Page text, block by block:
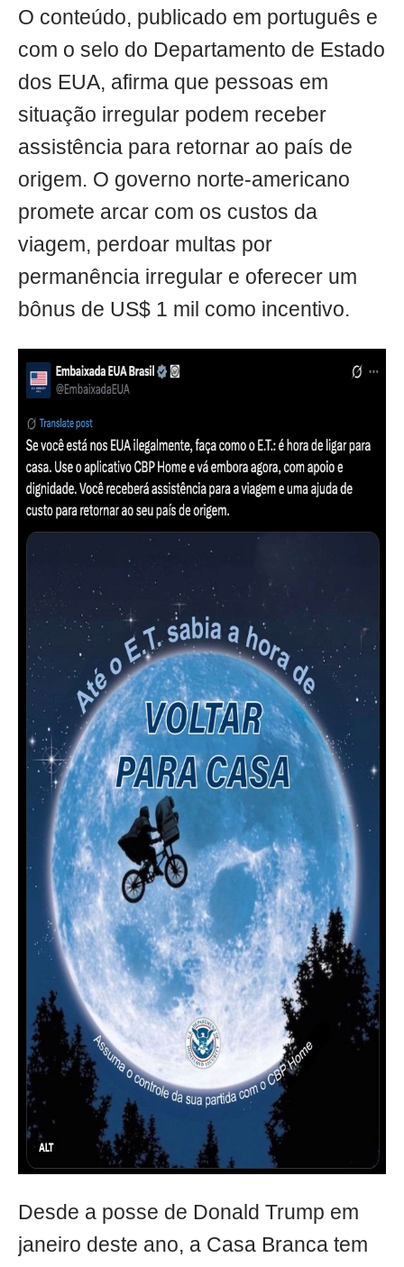
O conteúdo, publicado em português e
com o selo do Departamento de Estado
dos EUA, afirma que pessoas em
situação irregular podem receber
assistência para retornar ao país de
origem. O governo norte-americano
promete arcar com os custos da
viagem, perdoar multas por
permanência irregular e oferecer um
bônus de US$ 1 mil como incentivo.
Desde a posse de Donald Trump em
janeiro deste ano, a Casa Branca tem